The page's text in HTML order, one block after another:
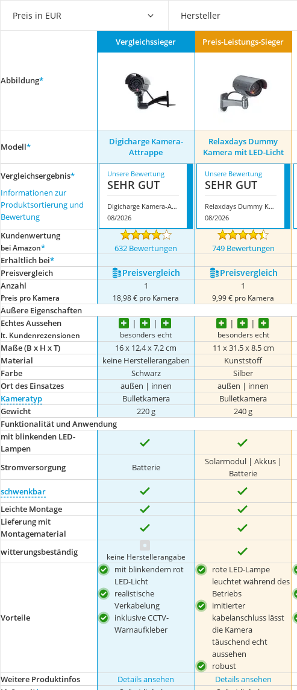
Gasdurchlauferhitzer
Service
Preis in EUR Hersteller
Abbildung*
Vergleichssieger Preis-Leistungs-Sieger
Modell*
Digicharge Kamera-
Attrappe
Relaxdays Dummy
Kamera mit LED-Licht
Vergleichsergebnis*
Informationen zur
Produktsortierung und
Bewertung
Unsere Bewertung
SEHR GUT
Digicharge Kamera-Attrappe
08/2026
Unsere Bewertung
SEHR GUT
Relaxdays Dummy Kamera mit LED-Licht
08/2026
Kundenwertung
bei Amazon* 632 Bewertungen 749 Bewertungen
Erhältlich bei*
Preis­vergleich
Preis­vergleich Preis­vergleich
Anzahl
Preis pro Kamera
1
18,98 € pro Kamera
1
9,99 € pro Kamera
Äußere Eigenschaften
Echtes Aussehen
lt. Kundenrezensionen besonders echt besonders echt
Maße (B x H x T) 16 x 12,4 x 7,2 cm 11 x 31.5 x 8.5 cm
Material
keine Herstellerangaben Kunststoff
Farbe
Schwarz Silber
Ort des Einsatzes
außen | innen außen | innen
Kameratyp
Bulletkamera Bulletkamera
Gewicht
220 g 240 g
Funktionalität und Anwendung
mit blinkenden LED-
Lampen
Stromversorgung
Batterie
Solarmodul | Akkus |
Batterie
schwenkbar
Leichte Montage
Lieferung mit
Montagematerial
witterungsbeständig keine Herstellerangabe
Vorteile
mit blinkendem rot
LED-Licht
realistische
Verkabelung
inklusive CCTV-
Warnaufkleber
rote LED-Lampe
leuchtet während des
Betriebs
imitierter
kabelanschluss lässt
die Kamera
täuschend echt
aussehen
robust
Weitere Produktinfos Details ansehen Details ansehen